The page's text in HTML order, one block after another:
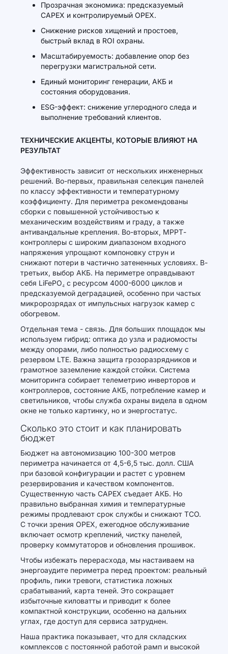
Прозрачная экономика: предсказуемый
CAPEX и контролируемый OPEX.
Снижение рисков хищений и простоев,
быстрый вклад в ROI охраны.
Масштабируемость: добавление опор без
перегрузки магистральной сети.
Единый мониторинг генерации, АКБ и
состояния оборудования.
ESG-эффект: снижение углеродного следа и
выполнение требований клиентов.
ТЕХНИЧЕСКИЕ АКЦЕНТЫ, КОТОРЫЕ ВЛИЯЮТ НА
РЕЗУЛЬТАТ
Эффективность зависит от нескольких инженерных
решений. Во-первых, правильная селекция панелей
по классу эффективности и температурному
коэффициенту. Для периметра рекомендованы
сборки с повышенной устойчивостью к
механическим воздействиям и граду, а также
антивандальные крепления. Во-вторых, МРРТ-
контроллеры с широким диапазоном входного
напряжения упрощают компоновку струн и
снижают потери в частично затененных условиях. В-
третьих, выбор АКБ. На периметре оправдывают
себя LiFePO₄ с ресурсом 4000-6000 циклов и
предсказуемой деградацией, особенно при частых
микророзрядах от импульсных нагрузок камер с
обогревом.
Отдельная тема - связь. Для больших площадок мы
используем гибрид: оптика до узла и радиомосты
между опорами, либо полностью радиосхему с
резервом LTE. Важна защита грозоразрядников и
грамотное заземление каждой стойки. Система
мониторинга собирает телеметрию инверторов и
контроллеров, состояние АКБ, потребление камер и
светильников, чтобы служба охраны видела в одном
окне не только картинку, но и энергостатус.
Сколько это стоит и как планировать
бюджет
Бюджет на автономизацию 100-300 метров
периметра начинается от 4,5-6,5 тыс. долл. США
при базовой конфигурации и растет с уровнем
резервирования и качеством компонентов.
Существенную часть CAPEX съедает АКБ. Но
правильно выбранная химия и температурные
режимы продлевают срок службы и снижают TCO.
С точки зрения OPEX, ежегодное обслуживание
включает осмотр креплений, чистку панелей,
проверку коммутаторов и обновления прошивок.
Чтобы избежать перерасхода, мы настаиваем на
энергоаудите периметра перед проектом: реальный
профиль, пики тревоги, статистика ложных
срабатываний, карта теней. Это сокращает
избыточные киловатты и приводит к более
компактной конструкции, особенно на дальних
углах, где доступ для сервиса затруднен.
Наша практика показывает, что для складских
комплексов с постоянной работой рамп и высокой